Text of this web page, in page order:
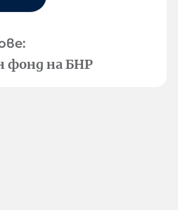
фонд на БНР